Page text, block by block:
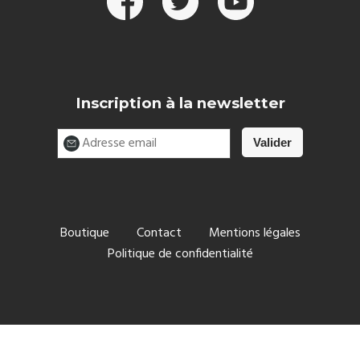
Inscription à la newsletter
Boutique Contact
Mentions légales
Politique de confidentialité